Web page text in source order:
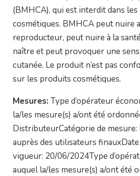
(BMHCA), qui est interdit dans
cosmétiques. BMHCA peut nuire
reproducteur, peut nuire à la santé
naître et peut provoquer une
cutanée. Le produit n’est pas
sur les produits cosmétiques.
Mesures: Type d’opérateur
la/les mesure(s) a/ont été
DistributeurCatégorie de
auprès des utilisateurs finauxDate
vigueur: 20/06/2024Type
auquel la/les mesure(s) a/ont été